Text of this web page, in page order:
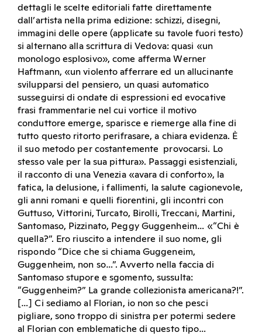
dettagli le scelte editoriali fatte direttamente
dall’artista nella prima edizione: schizzi, disegni,
immagini delle opere (applicate su tavole fuori testo)
si alternano alla scrittura di Vedova: quasi «un
monologo esplosivo», come afferma Werner
Haftmann, «un violento afferrare ed un allucinante
svilupparsi del pensiero, un quasi automatico
susseguirsi di ondate di espressioni ed evocative
frasi frammentarie nel cui vortice il motivo
conduttore emerge, sparisce e riemerge alla fine di
tutto questo ritorto perifrasare, a chiara evidenza. È
il suo metodo per costantemente provocarsi. Lo
stesso vale per la sua pittura». Passaggi esistenziali,
il racconto di una Venezia «avara di conforto», la
fatica, la delusione, i fallimenti, la salute cagionevole,
gli anni romani e quelli fiorentini, gli incontri con
Guttuso, Vittorini, Turcato, Birolli, Treccani, Martini,
Santomaso, Pizzinato, Peggy Guggenheim… «“Chi è
quella?”. Ero riuscito a intendere il suo nome, gli
rispondo “Dice che si chiama Guggeneim,
Guggenheim, non so…”. Avverto nella faccia di
Santomaso stupore e sgomento, sussulta:
“Guggenheim?” La grande collezionista americana?!”.
[…] Ci sediamo al Florian, io non so che pesci
pigliare, sono troppo di sinistra per potermi sedere
al Florian con emblematiche di questo tipo…